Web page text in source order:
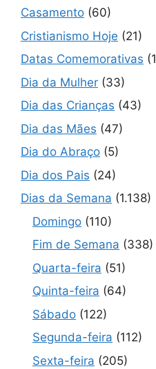
Casamento (60)
Cristianismo Hoje (21)
Datas Comemorativas
Dia da Mulher (33)
Dia das Crianças (43)
Dia das Mães (47)
Dia do Abraço (5)
Dia dos Pais (24)
Dias da Semana (1.138)
Domingo (110)
Fim de Semana (338)
Quarta-feira (51)
Quinta-feira (64)
Sábado (122)
Segunda-feira (112)
Sexta-feira (205)